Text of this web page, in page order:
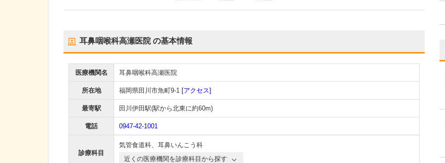
耳鼻咽喉科高瀬医院の基本情報
医療機関名 耳鼻咽喉科高瀬医院
所在地 福岡県田川市魚町9-1 [アクセス]
最寄駅 田川伊田駅(駅から北東に約60m)
電話 0947-42-1001
診療科目
気管食道科、 耳鼻いんこう科
近くの医療機関を診療科目から探す